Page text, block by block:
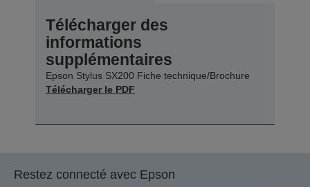
Télécharger des
informations
supplémentaires
Epson Stylus SX200 Fiche technique/Brochure
Télécharger le PDF
Restez connecté avec Epson